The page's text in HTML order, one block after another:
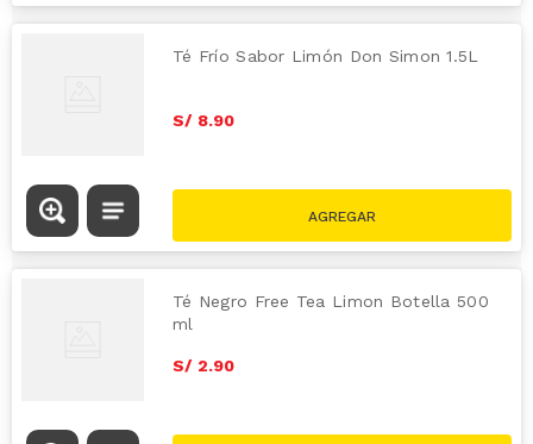
Té Frío Sabor Limón Don Simon 1.5L
S/ 8.90
Té Negro Free Tea Limon Botella 500
ml
S/ 2.90